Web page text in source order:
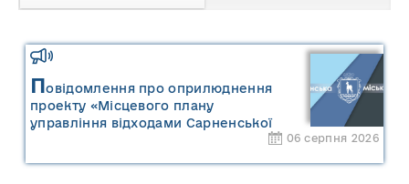
Повідомлення про оприлюднення
проекту «Місцевого плану
управління відходами Сарненської
міської територіальної громади» та
06 серпня 2026